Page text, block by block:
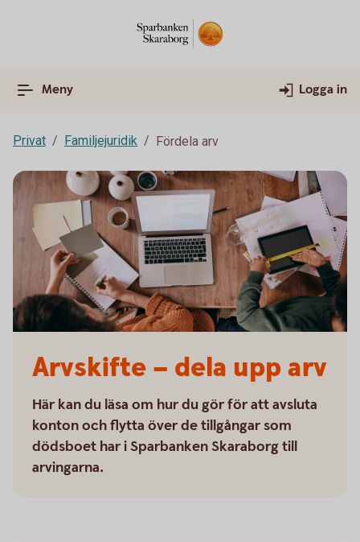
Meny Logga in
Privat Familjejuridik Fördela arv
Arvskifte – dela upp arv
Här kan du läsa om hur du gör för att avsluta
konton och flytta över de tillgångar som
dödsboet har i Sparbanken Skaraborg till
arvingarna.